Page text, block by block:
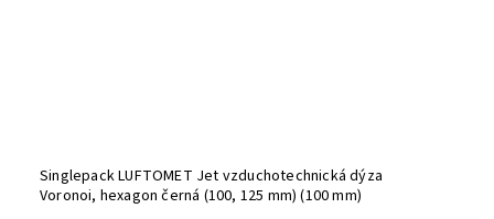
Singlepack LUFTOMET Jet vzduchotechnická dýza
Voronoi, hexagon černá (100, 125 mm) (100 mm)